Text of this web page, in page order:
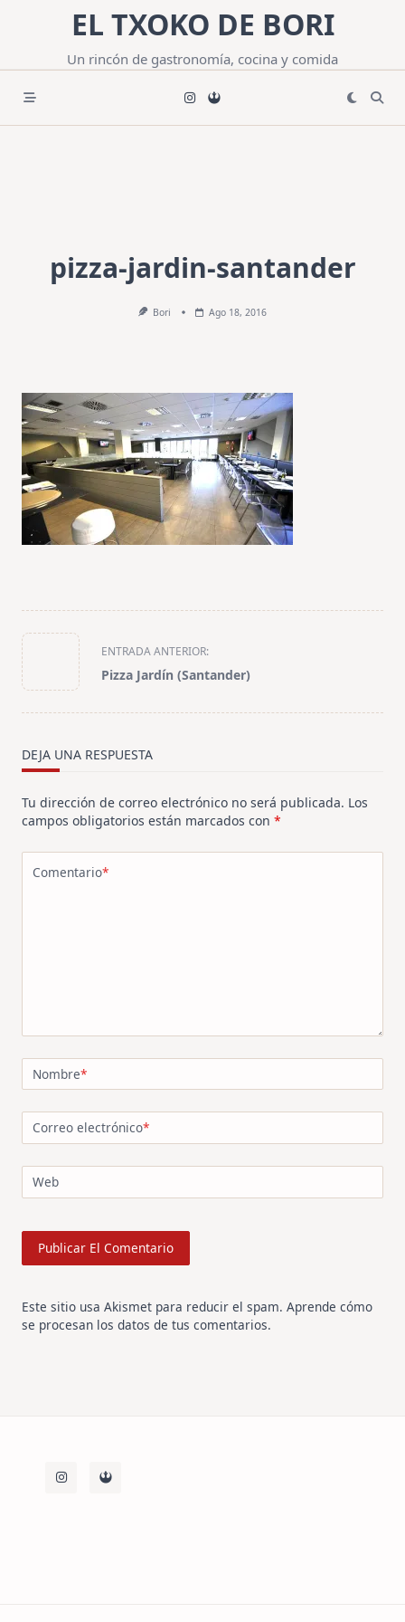
contenido
EL TXOKO DE BORI
Un rincón de gastronomía, cocina y comida
pizza-jardin-santander
Bori Ago 18, 2016
<span
class="nav-
subtitle
screen-
text">Página</span>
ENTRADA ANTERIOR:
Pizza Jardín (Santander)
DEJA UNA RESPUESTA
Tu dirección de correo electrónico no será publicada. Los
campos obligatorios están marcados con *
Comentario*
Nombre*
Correo electrónico*
Web
Este sitio usa Akismet para reducir el spam. Aprende cómo
se procesan los datos de tus comentarios.